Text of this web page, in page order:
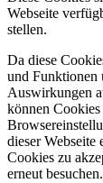
Webseite
stellen.
Da diese
und Funktionen
Auswirkungen
können
dieser
Cookies zu
erneut besuchen.